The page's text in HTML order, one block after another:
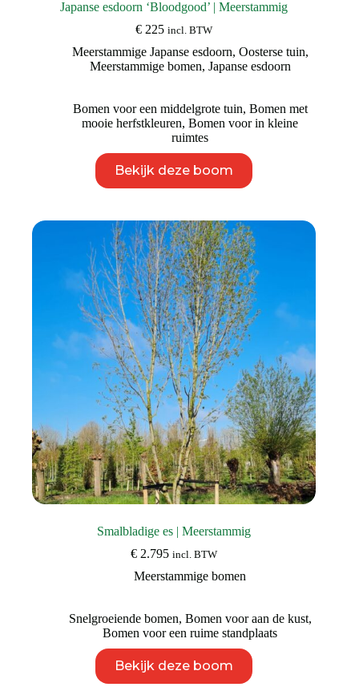
Japanse esdoorn ‘Bloodgood’ | Meerstammig
€ 225 incl. BTW
Meerstammige Japanse esdoorn, Oosterse tuin,
Meerstammige bomen, Japanse esdoorn
Bomen voor een middelgrote tuin, Bomen met
mooie herfstkleuren,Bomen voor in kleine
ruimtes
Bekijk deze boom
product
heeft
Deze
optie
kan
gekozen
worden
op
de
productpagina
Smalbladige es | Meerstammig
€ 2.795 incl. BTW
Meerstammige bomen
Snelgroeiende bomen, Bomen voor aan de kust,
Bomen voor een ruime standplaats
Bekijk deze boom
product
heeft